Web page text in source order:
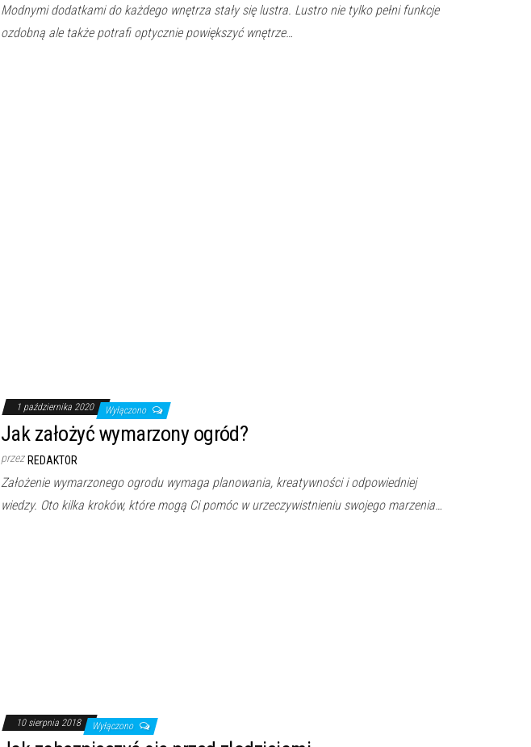
Modnymi dodatkami do każdego wnętrza stały się lustra. Lustro nie tylko pełni funkcje
ozdobną ale także potrafi optycznie powiększyć wnętrze…
1 października 2020 Wyłączono
Jak założyć wymarzony ogród?
przez REDAKTOR
Założenie wymarzonego ogrodu wymaga planowania, kreatywności i odpowiedniej
wiedzy. Oto kilka kroków, które mogą Ci pomóc w urzeczywistnieniu swojego marzenia…
10 sierpnia 2018 Wyłączono